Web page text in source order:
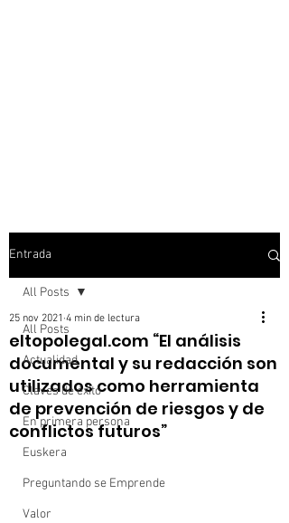
Entrada
All Posts
Actualidad
Claves de éxito
En primera persona
Euskera
Preguntando se Emprende
Valor
All Posts
eltopolegal.com “El análisis
documental y su redacción son
utilizados como herramienta
de prevención de riesgos y de
conflictos futuros”
25 nov 2021 4 min de lectura